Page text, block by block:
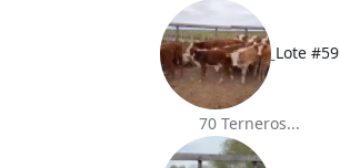
Lote #59
70 Terneros...